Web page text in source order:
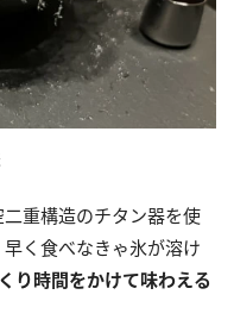
重構造のチタン器を使
く食べなきゃ氷が溶け
り時間をかけて味わえる